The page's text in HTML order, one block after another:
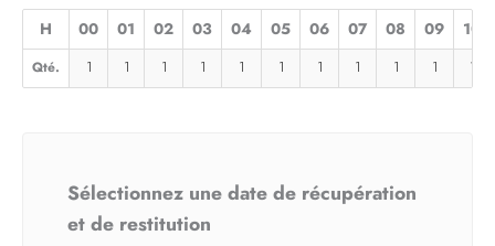
H 00 01 02 03 04 05 06 07 08 09 10
Qté. 1 1 1 1 1 1 1 1 1 1 1
Sélectionnez une date de récupération
et de restitution